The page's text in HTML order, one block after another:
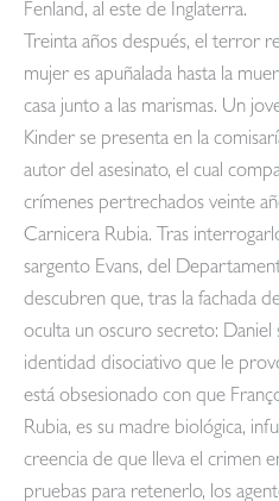
Fenland, al este de Inglaterra.
Treinta años después, el terror
mujer es apuñalada hasta la
casa junto a las marismas. Un
Kinder se presenta en la
autor del asesinato, el cual
crímenes pertrechados veinte
Carnicera Rubia. Tras
sargento Evans, del
descubren que, tras la fachada
oculta un oscuro secreto:
identidad disociativo que le
está obsesionado con que
Rubia, es su madre biológica,
creencia de que lleva el crimen
pruebas para retenerlo, los